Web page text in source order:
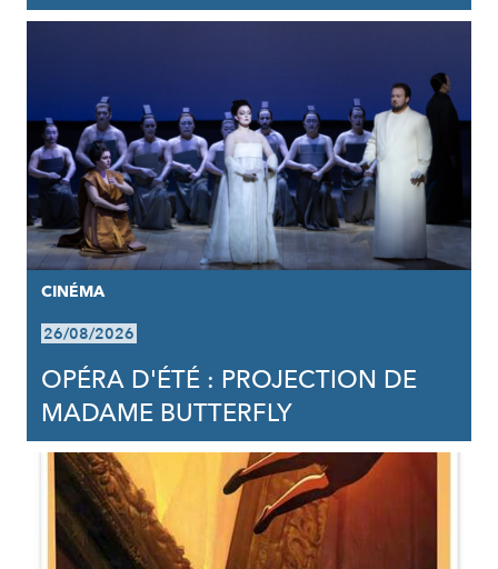
CINÉMA
26/08/2026
OPÉRA D'ÉTÉ : PROJECTION DE
MADAME BUTTERFLY